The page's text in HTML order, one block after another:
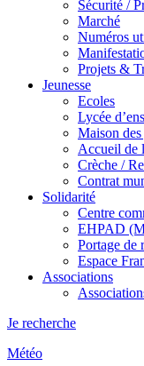
Sécurité /
Marché
Numéros
Projets &
Jeunesse
Ecoles
Lycée
Maison des
Accueil de
Crèche /
Contrat
Solidarité
Centre
EHPAD
Portage de
Espace
Associations
Je recherche
Météo